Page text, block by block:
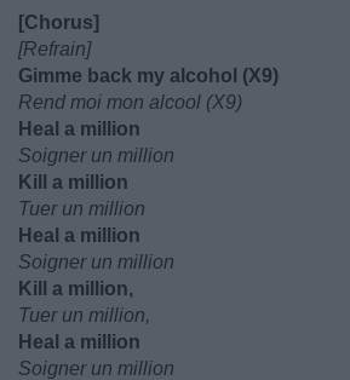
[Chorus]
[Refrain]
Gimme back my alcohol (X9)
Rend moi mon alcool (X9)
Heal a million
Soigner un million
Kill a million
Tuer un million
Heal a million
Soigner un million
Kill a million,
Tuer un million,
Heal a million
Soigner un million